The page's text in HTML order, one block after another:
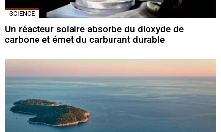
SCIENCE
Un réacteur solaire absorbe du dioxyde de
carbone et émet du carburant durable